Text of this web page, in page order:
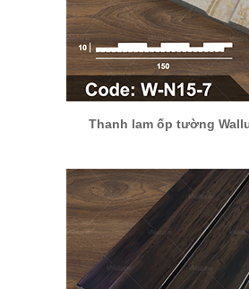
Thanh lam ốp tường